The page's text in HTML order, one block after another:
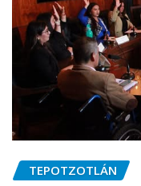
TEPOTZOTLÁN